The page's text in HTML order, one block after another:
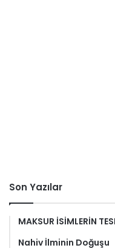
Son Yazılar
MAKSUR İSİMLERİN
Nahiv İlminin Doğuşu